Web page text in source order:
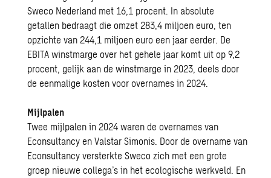
Sweco Nederland met 16,1 procent. In absolute
getallen bedraagt die omzet 283,4 miljoen euro, ten
opzichte van 244,1 miljoen euro een jaar eerder. De
EBITA winstmarge over het gehele jaar komt uit op 9,2
procent, gelijk aan de winstmarge in 2023, deels door
de eenmalige kosten voor overnames in 2024.
Mijlpalen
Twee mijlpalen in 2024 waren de overnames van
Econsultancy en Valstar Simonis. Door de overname van
Econsultancy versterkte Sweco zich met een grote
groep nieuwe collega’s in het ecologische werkveld. En